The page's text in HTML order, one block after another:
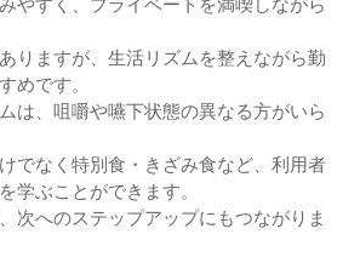
りますが、生活リズムを整えながら勤
めです。
は、咀嚼や嚥下状態の異なる方がいら
でなく特別食・きざみ食など、利用者
学ぶことができます。
次へのステップアップにもつながりま